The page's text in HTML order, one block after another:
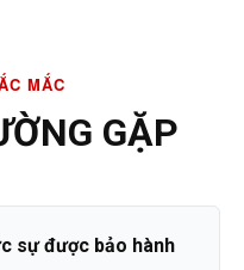
MẮC
GẶP
sự được bảo hành